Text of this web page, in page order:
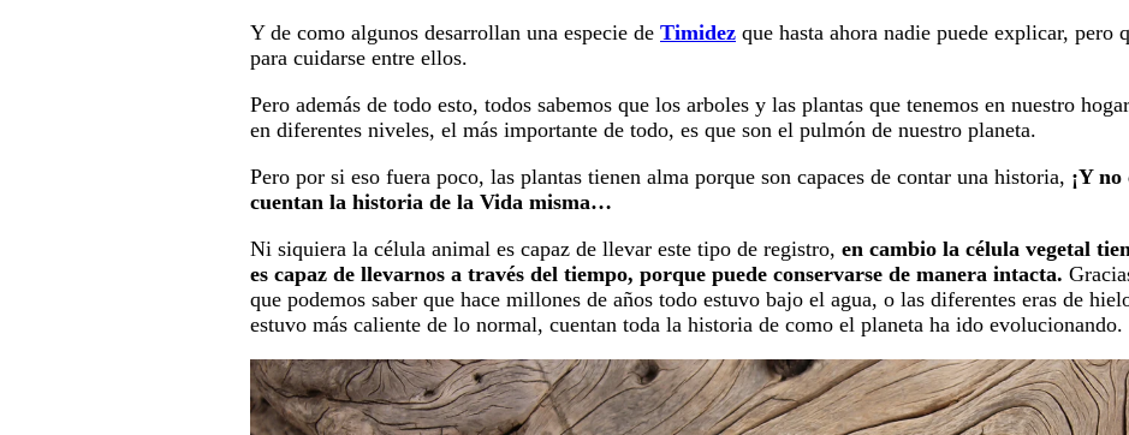
Y de como algunos desarrollan una especie de Timidez que hasta ahora nadie puede explicar, pero
para cuidarse entre ellos.
Pero además de todo esto, todos sabemos que los arboles y las plantas que tenemos en nuestro
en diferentes niveles, el más importante de todo, es que son el pulmón de nuestro planeta.
Pero por si eso fuera poco, las plantas tienen alma porque son capaces de contar una historia, ¡Y
cuentan la historia de la Vida misma…
Ni siquiera la célula animal es capaz de llevar este tipo de registro, en cambio la célula vegetal
es capaz de llevarnos a través del tiempo, porque puede conservarse de manera intacta.
que podemos saber que hace millones de años todo estuvo bajo el agua, o las diferentes eras de
estuvo más caliente de lo normal, cuentan toda la historia de como el planeta ha ido evolucionando.